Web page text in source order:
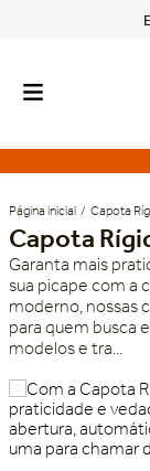
Capota
Capota
Garanta mais
sua picape com a
moderno, nossas
para quem busca
modelos e tra...
TERMOS MAIS
1º f150
2º toro
3º rampage